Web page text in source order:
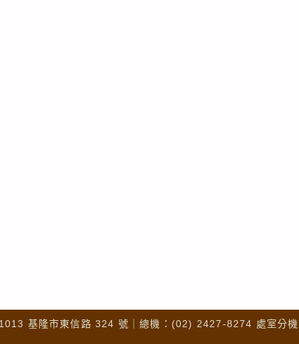
基隆市東信路 324 號｜總機：(02) 2427-8274 處室分